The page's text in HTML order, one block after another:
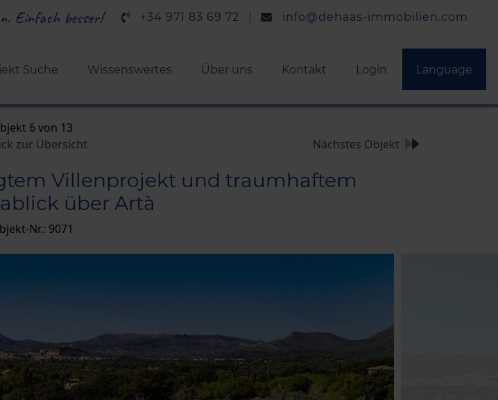
Einfach besser! +34 971 83 69 72 info@dehaas-immobilien.com
Suche Wissenswertes Über uns Kontakt Login Language
6 von 13
Nächstes Objekt
zur Übersicht
Villenprojekt und traumhaftem
über Artà
Nr.: 9071